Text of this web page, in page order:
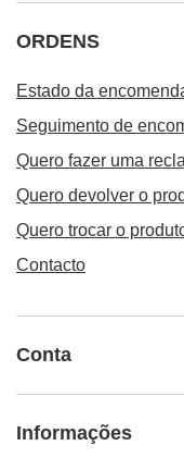
ORDENS
Estado da
Seguimento de
Quero fazer uma
Quero devolver o
Quero trocar o
Contacto
Conta
Informações